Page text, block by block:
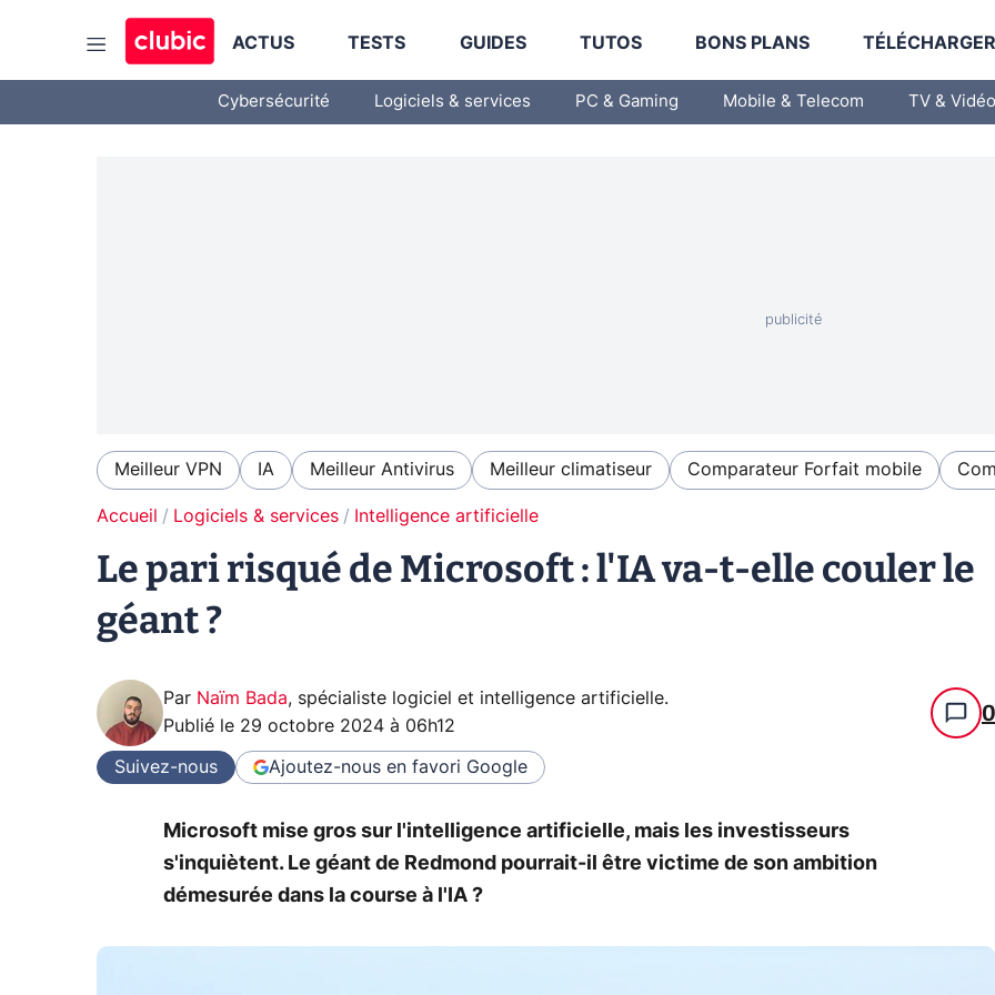
ACTUS TESTS GUIDES TUTOS BONS PLANS
Cybersécurité Logiciels & services PC & Gaming Mobile & Telecom TV & Vidéo
Meilleur VPN IA Meilleur Antivirus Meilleur climatiseur Comparateur Forfait mobile
Accueil Logiciels & services Intelligence artificielle
Le pari risqué de Microsoft : l'IA va-t-elle couler le
géant ?
Par Naïm Bada, spécialiste logiciel et intelligence artificielle.
Publié le 29 octobre 2024 à 06h12 0
Suivez-nous Ajoutez-nous en favori Google
Microsoft mise gros sur l'intelligence artificielle, mais les investisseurs
s'inquiètent. Le géant de Redmond pourrait-il être victime de son ambition
démesurée dans la course à l'IA ?